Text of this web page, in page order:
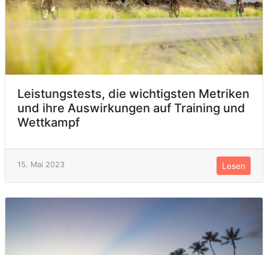
Leistungstests, die wichtigsten Metriken
und ihre Auswirkungen auf Training und
Wettkampf
15. Mai 2023 Lesen